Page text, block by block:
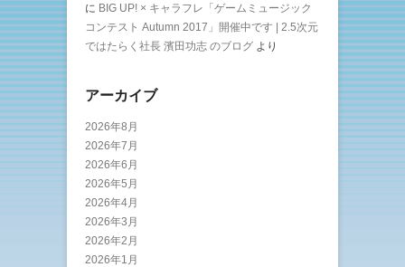
に BIG UP! × キャラフレ「ゲームミュージック
コンテスト Autumn 2017」開催中です | 2.5次元
ではたらく社長 濱田功志 のブログ より
アーカイブ
2026年8月
2026年7月
2026年6月
2026年5月
2026年4月
2026年3月
2026年2月
2026年1月